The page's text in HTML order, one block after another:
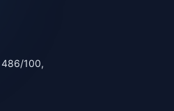
486/100,